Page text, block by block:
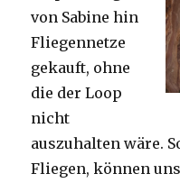
von Sabine hin
Fliegennetze
gekauft, ohne
die der Loop
nicht
auszuhalten wäre.
Fliegen, können